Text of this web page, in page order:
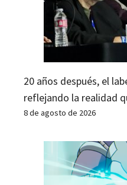
20 años después, el
reflejando la realidad
8 de agosto de 2026